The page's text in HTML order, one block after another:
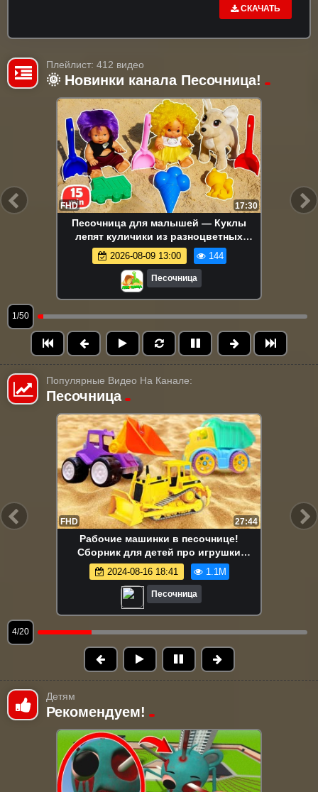
СКАЧАТЬ
Плейлист: 412 видео
🌞 Новинки канала Песочница!
FHD 17:30
Песочница для малышей — Куклы
лепят куличики из разноцветных
формочек — Развивающее видео для
детей
2026-08-09 13:00 144
Песочница
1/50
Популярные Видео На Канале:
Песочница
FHD 13:58
Маша Капуки Кануки и игрушки в
песочнице — Развивающее видео для
самых маленьких
2024-08-16 18:41 1.1M
Песочница
5/20
Детям
Рекомендуем!